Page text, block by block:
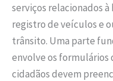
serviços relacionados
registro de veículos e
trânsito. Uma parte
envolve os
cidadãos devem